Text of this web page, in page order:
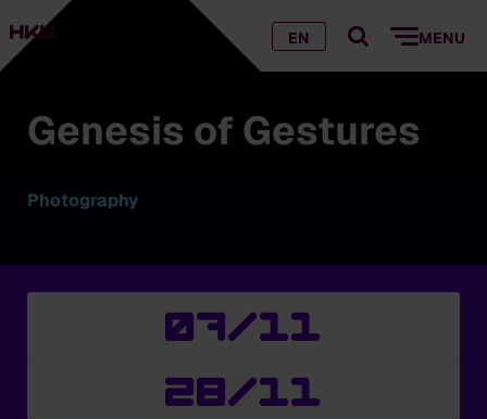
EN MENU
Genesis of Gestures
Photography
07/11
28/11